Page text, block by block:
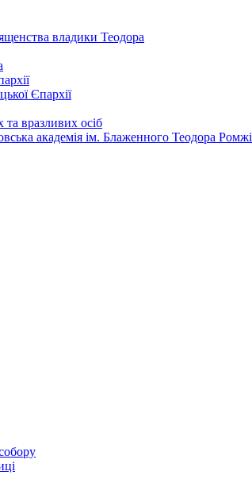
владики Теодора
Єпархії
та вразливих осіб
академія ім. Блаженного Теодора Ромжі